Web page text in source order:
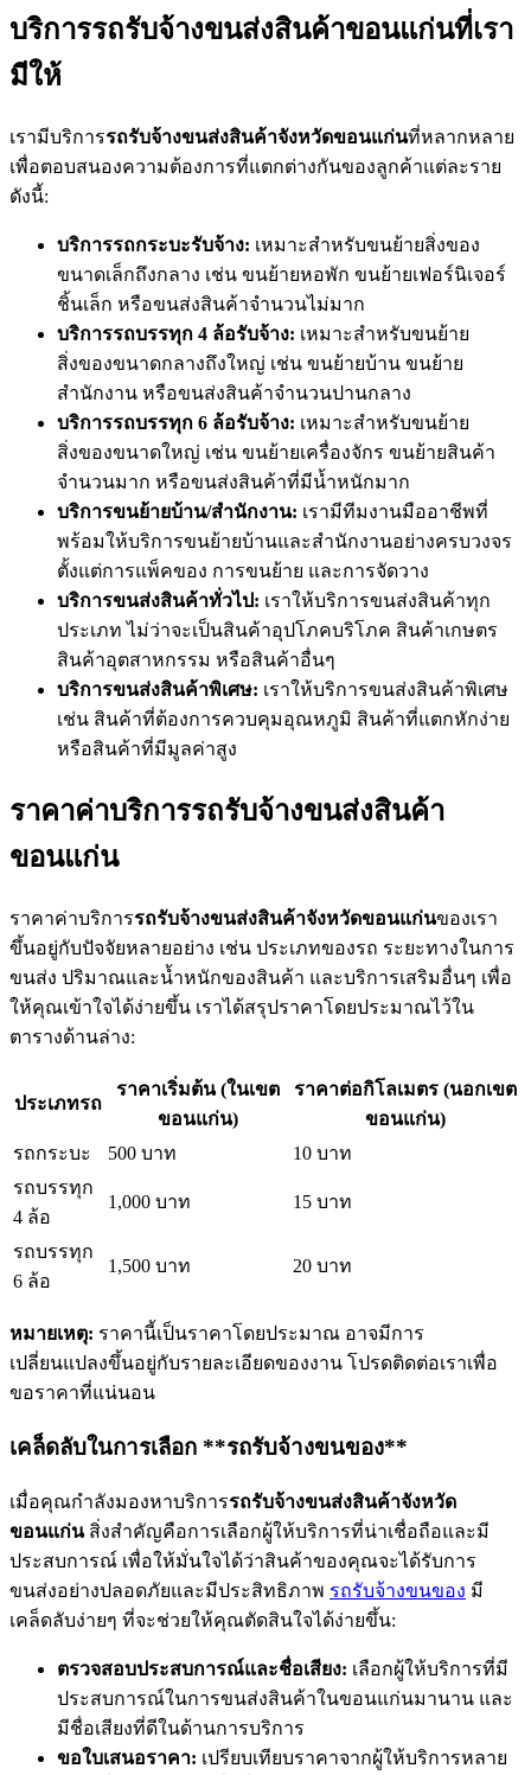
บริการรถรับจ้างขนส่งสินค้าขอนแก่นที่เรา
มีให้
เรามีบริการรถรับจ้างขนส่งสินค้าจังหวัดขอนแก่นที่หลากหลาย
เพื่อตอบสนองความต้องการที่แตกต่างกันของลูกค้าแต่ละราย
ดังนี้:
บริการรถกระบะรับจ้าง: เหมาะสำหรับขนย้ายสิ่งของ
ขนาดเล็กถึงกลาง เช่น ขนย้ายหอพัก ขนย้ายเฟอร์นิเจอร์
ชิ้นเล็ก หรือขนส่งสินค้าจำนวนไม่มาก
บริการรถบรรทุก 4 ล้อรับจ้าง: เหมาะสำหรับขนย้าย
สิ่งของขนาดกลางถึงใหญ่ เช่น ขนย้ายบ้าน ขนย้าย
สำนักงาน หรือขนส่งสินค้าจำนวนปานกลาง
บริการรถบรรทุก 6 ล้อรับจ้าง: เหมาะสำหรับขนย้าย
สิ่งของขนาดใหญ่ เช่น ขนย้ายเครื่องจักร ขนย้ายสินค้า
จำนวนมาก หรือขนส่งสินค้าที่มีน้ำหนักมาก
บริการขนย้ายบ้าน/สำนักงาน: เรามีทีมงานมืออาชีพที่
พร้อมให้บริการขนย้ายบ้านและสำนักงานอย่างครบวงจร
ตั้งแต่การแพ็คของ การขนย้าย และการจัดวาง
บริการขนส่งสินค้าทั่วไป: เราให้บริการขนส่งสินค้าทุก
ประเภท ไม่ว่าจะเป็นสินค้าอุปโภคบริโภค สินค้าเกษตร
สินค้าอุตสาหกรรม หรือสินค้าอื่นๆ
บริการขนส่งสินค้าพิเศษ: เราให้บริการขนส่งสินค้าพิเศษ
เช่น สินค้าที่ต้องการควบคุมอุณหภูมิ สินค้าที่แตกหักง่าย
หรือสินค้าที่มีมูลค่าสูง
ราคาค่าบริการรถรับจ้างขนส่งสินค้า
ขอนแก่น
ราคาค่าบริการรถรับจ้างขนส่งสินค้าจังหวัดขอนแก่นของเรา
ขึ้นอยู่กับปัจจัยหลายอย่าง เช่น ประเภทของรถ ระยะทางในการ
ขนส่ง ปริมาณและน้ำหนักของสินค้า และบริการเสริมอื่นๆ เพื่อ
ให้คุณเข้าใจได้ง่ายขึ้น เราได้สรุปราคาโดยประมาณไว้ใน
ตารางด้านล่าง:
ประเภทรถ
ราคาเริ่มต้น (ในเขต
ขอนแก่น)
ราคาต่อกิโลเมตร (นอกเขต
ขอนแก่น)
รถกระบะ
500 บาท
10 บาท
รถบรรทุก
4 ล้อ
1,000 บาท 15 บาท
รถบรรทุก
6 ล้อ
1,500 บาท 20 บาท
หมายเหตุ: ราคานี้เป็นราคาโดยประมาณ อาจมีการ
เปลี่ยนแปลงขึ้นอยู่กับรายละเอียดของงาน โปรดติดต่อเราเพื่อ
ขอราคาที่แน่นอน
เคล็ดลับในการเลือก **รถรับจ้างขนของ**
เมื่อคุณกำลังมองหาบริการรถรับจ้างขนส่งสินค้าจังหวัด
ขอนแก่นสิ่งสำคัญคือการเลือกผู้ให้บริการที่น่าเชื่อถือและมี
ประสบการณ์ เพื่อให้มั่นใจได้ว่าสินค้าของคุณจะได้รับการ
ขนส่งอย่างปลอดภัยและมีประสิทธิภาพ รถรับจ้างขนของ มี
เคล็ดลับง่ายๆ ที่จะช่วยให้คุณตัดสินใจได้ง่ายขึ้น:
ตรวจสอบประสบการณ์และชื่อเสียง: เลือกผู้ให้บริการที่มี
ประสบการณ์ในการขนส่งสินค้าในขอนแก่นมานาน และ
มีชื่อเสียงที่ดีในด้านการบริการ
ขอใบเสนอราคา: เปรียบเทียบราคาจากผู้ให้บริการหลาย